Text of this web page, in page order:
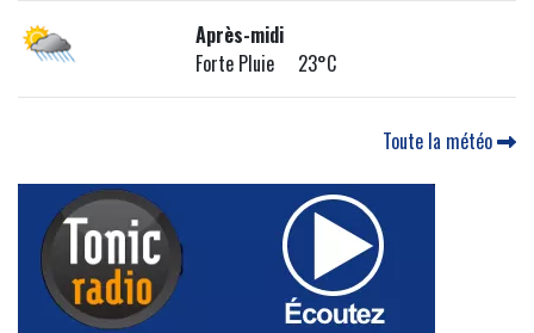
Après-midi
Forte Pluie 23°C
Toute la météo